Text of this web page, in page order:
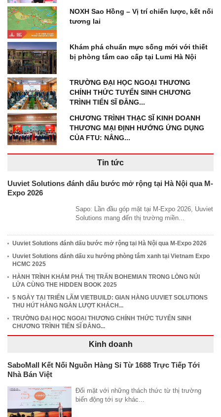
NOXH Sao Hồng – Vị trí chiến lược, kết nối
tương lai
Khám phá chuẩn mực sống mới với thiết
bị phòng tắm cao cấp tại Lumi Hà Nội
TRƯỜNG ĐẠI HỌC NGOẠI THƯƠNG
CHÍNH THỨC TUYỂN SINH CHƯƠNG
TRÌNH TIẾN SĨ ĐẲNG...
CHƯƠNG TRÌNH THẠC SĨ KINH DOANH
THƯƠNG MẠI ĐỊNH HƯỚNG ỨNG DỤNG
CỦA FTU: NÂNG...
Tin tức
Uuviet Solutions đánh dấu bước mở rộng tại Hà Nội qua M-
Expo 2026
Sapo: Lần đầu góp mặt tại M-Expo 2026, Uuviet
Solutions mang đến thị trường miền...
Uuviet Solutions đánh dấu bước mở rộng tại Hà Nội qua M-Expo 2026
Uuviet Solutions đánh dấu xu hướng phòng tắm xanh tại Vietnam Expo
HCMC 2025
HÀNH TRÌNH KHÁM PHÁ THỊ TRẤN BOHEMIAN TRONG LÒNG NÚI
LỬA CÙNG THE HIDDEN BOOK 2025
5 NGÀY TẠI TRIỂN LÃM VIETBUILD: GIAN HÀNG UUVIET SOLUTIONS
THU HÚT HÀNG NGÀN LƯỢT KHÁCH...
TRƯỜNG ĐẠI HỌC NGOẠI THƯƠNG CHÍNH THỨC TUYỂN SINH
CHƯƠNG TRÌNH TIẾN SĨ ĐẲNG...
Kinh doanh
SaboMall Kết Nối Nguồn Hàng Sỉ Từ 1688 Trực Tiếp Tới
Nhà Bán Việt
Đối mặt với những thách thức từ thị trường
biến động tới sự khác...